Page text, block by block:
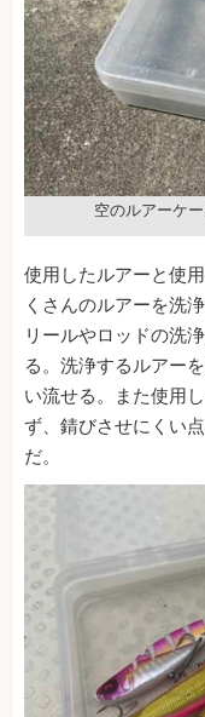
空のルアーケー
使用したルアーと使
くさんのルアーを洗
リールやロッドの洗
る。洗浄するルアー
い流せる。また使用
ず、錆びさせにくい
だ。